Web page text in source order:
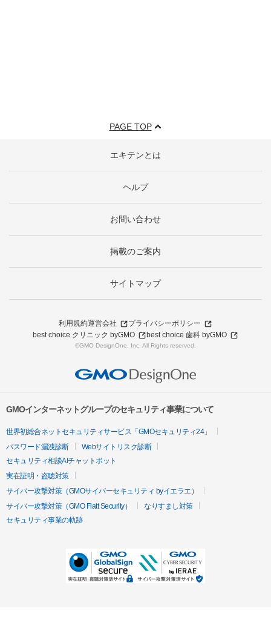
PAGE TOP
エキテンとは
ヘルプ
お問い合わせ
掲載のご案内
サイトマップ
利用規約運営会社
プライバシーポリシー
best choice クリニック byGMO
best choice 歯科 byGMO
©GMO DesignOne, Inc. All Rights reserved.
GMOインターネットグループのセキュリティ事業について
世界初総合ネットセキュリティサービス「GMOセキュリティ24」
パスワード漏洩診断
Webサイトリスク診断
セキュリティ相談AIチャットボット
実在証明・盗聴対策
サイバー攻撃対策（GMOサイバーセキュリティ byイエラエ）
サイバー攻撃対策（GMO Flatt Security）
なりすまし対策
セキュリティ事業の軌跡